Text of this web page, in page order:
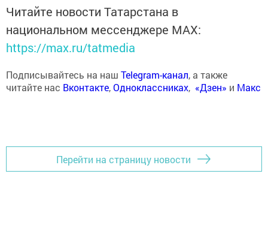
Читайте новости Татарстана в
национальном мессенджере MАХ:
https://max.ru/tatmedia
Подписывайтесь на наш Telegram-канал, а также
читайте нас Вконтакте,Одноклассниках, «Дзен» и Макс
Перейти на страницу новости